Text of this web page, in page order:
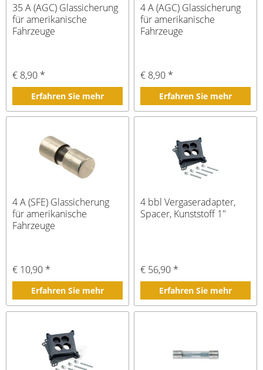
35 A (AGC) Glassicherung
für amerikanische
Fahrzeuge
€ 8,90 *
Erfahren Sie mehr
4 A (AGC) Glassicherung
für amerikanische
Fahrzeuge
€ 8,90 *
Erfahren Sie mehr
4 A (SFE) Glassicherung
für amerikanische
Fahrzeuge
€ 10,90 *
Erfahren Sie mehr
4 bbl Vergaseradapter,
Spacer, Kunststoff 1"
€ 56,90 *
Erfahren Sie mehr